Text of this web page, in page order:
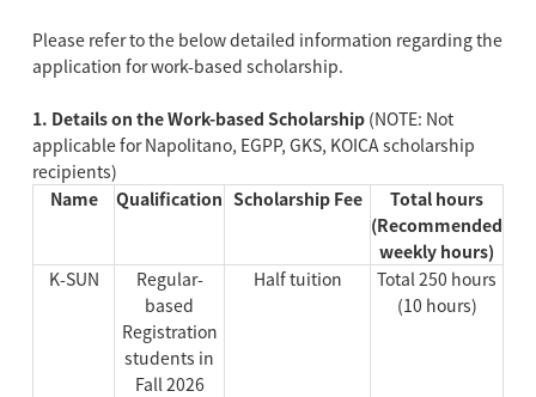
Please refer to the below detailed information regarding the
application for work-based scholarship.
1. Details on the Work-based Scholarship (NOTE: Not
applicable for Napolitano, EGPP, GKS, KOICA scholarship
recipients)
Name
Qualification Scholarship Fee
Total hours
(Recommended
weekly hours)
K-SUN
Regular-
based
Registration
students in
Fall 2026
Half tuition
Total 250 hours
(10 hours)